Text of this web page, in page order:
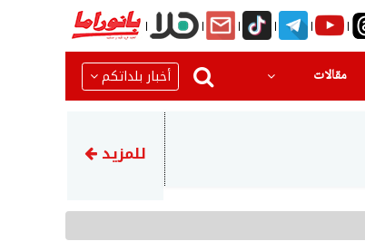
مقالات أخبار بلداتكم
رضيع بحالة حرجةبعد تعرضه
للمزيد